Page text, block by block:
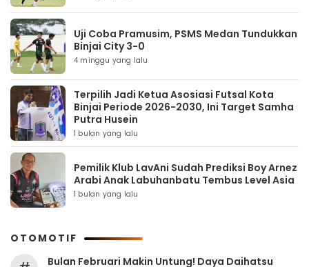
Uji Coba Pramusim, PSMS Medan Tundukkan
Binjai City 3-0
4 minggu yang lalu
Terpilih Jadi Ketua Asosiasi Futsal Kota
Binjai Periode 2026-2030, Ini Target Samha
Putra Husein
1 bulan yang lalu
Pemilik Klub LavAni Sudah Prediksi Boy Arnez
Arabi Anak Labuhanbatu Tembus Level Asia
1 bulan yang lalu
OTOMOTIF
Bulan Februari Makin Untung! Daya Daihatsu